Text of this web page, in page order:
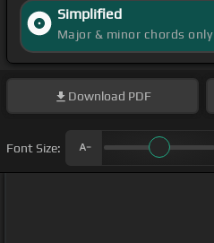
Simplified
Major & minor chords only
Download PDF
Font Size: